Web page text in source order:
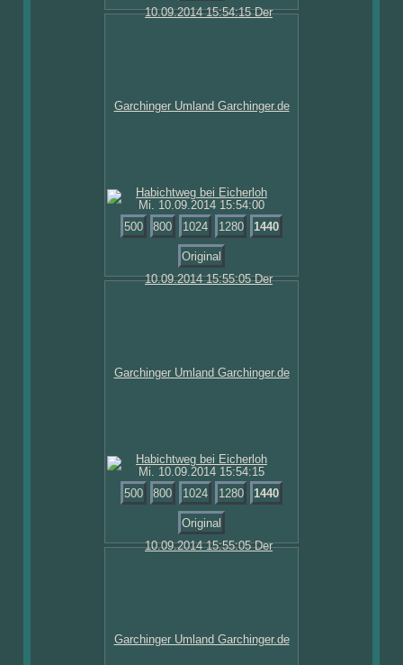
Mi. 10.09.2014 15:54:00
500
800 1024 1280 1440
Original
Mi. 10.09.2014 15:54:15
500
800 1024 1280 1440
Original